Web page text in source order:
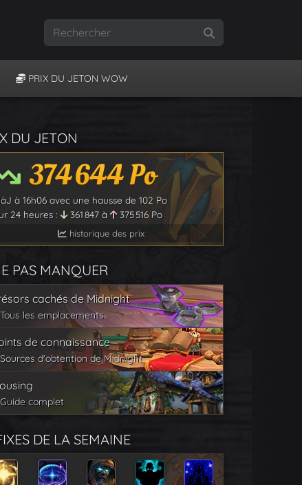
PRIX DU JETON WOW
DU JETON
374 644Po
à 16h06 avec une hausse de 102 Po
24 heures :
361 847 à 375 516 Po
historique des prix
PAS MANQUER
cachés de Midnight
Tous les emplacements
de connaissance
Sources d'obtention de Midnight
Guide complet
DE LA SEMAINE